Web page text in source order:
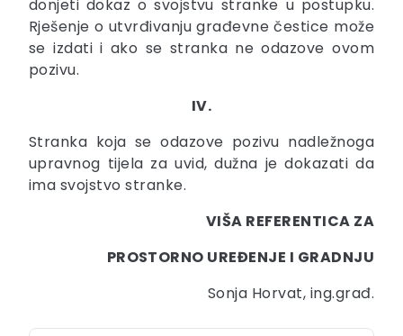
donjeti dokaz o svojstvu stranke u postupku.
Rješenje o utvrđivanju građevne čestice može
se izdati i ako se stranka ne odazove ovom
pozivu.
IV.
Stranka koja se odazove pozivu nadležnoga
upravnog tijela za uvid, dužna je dokazati da
ima svojstvo stranke.
VIŠA REFERENTICA ZA
PROSTORNO UREĐENJE I GRADNJU
Sonja Horvat, ing.građ.